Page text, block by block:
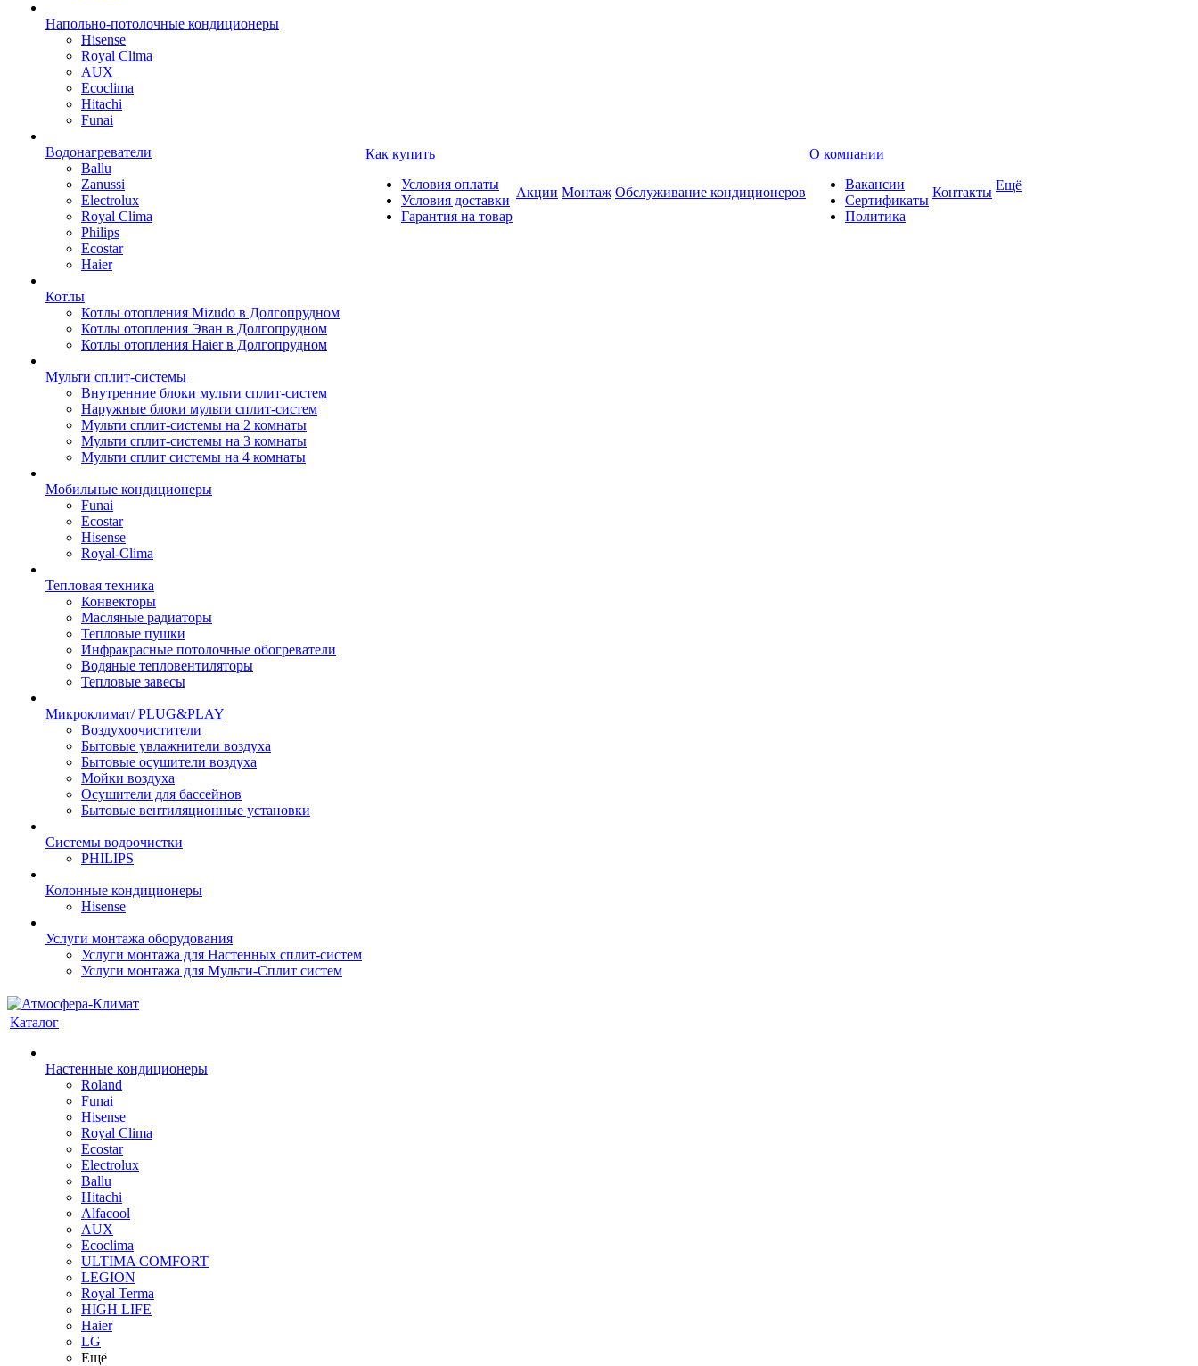
Напольно-потолочные кондиционеры
Hisense
Royal Clima
AUX
Ecoclima
Hitachi
Funai
Водонагреватели
Ballu
Zanussi
Electrolux
Royal Clima
Philips
Ecostar
Haier
Котлы
Котлы отопления Mizudo в Долгопрудном
Котлы отопления Эван в Долгопрудном
Котлы отопления Haier в Долгопрудном
Мульти сплит-системы
Внутренние блоки мульти сплит-систем
Наружные блоки мульти сплит-систем
Мульти сплит-системы на 2 комнаты
Мульти сплит-системы на 3 комнаты
Мульти сплит системы на 4 комнаты
Мобильные кондиционеры
Funai
Ecostar
Hisense
Royal-Clima
Тепловая техника
Конвекторы
Масляные радиаторы
Тепловые пушки
Инфракрасные потолочные обогреватели
Водяные тепловентиляторы
Тепловые завесы
Микроклимат/ PLUG&PLAY
Воздухоочистители
Бытовые увлажнители воздуха
Бытовые осушители воздуха
Мойки воздуха
Осушители для бассейнов
Бытовые вентиляционные установки
Системы водоочистки
PHILIPS
Колонные кондиционеры
Hisense
Услуги монтажа оборудования
Услуги монтажа для Настенных сплит-систем
Услуги монтажа для Мульти-Сплит систем
Как купить
Условия оплаты
Условия доставки
Гарантия на товар
Акции Монтаж Обслуживание кондиционеров
О компании
Вакансии
Сертификаты
Политика
Контакты Ещё
Каталог
Настенные кондиционеры
Roland
Funai
Hisense
Royal Clima
Ecostar
Electrolux
Ballu
Hitachi
Alfacool
AUX
Ecoclima
ULTIMA COMFORT
LEGION
Royal Terma
HIGH LIFE
Haier
LG
Ещё